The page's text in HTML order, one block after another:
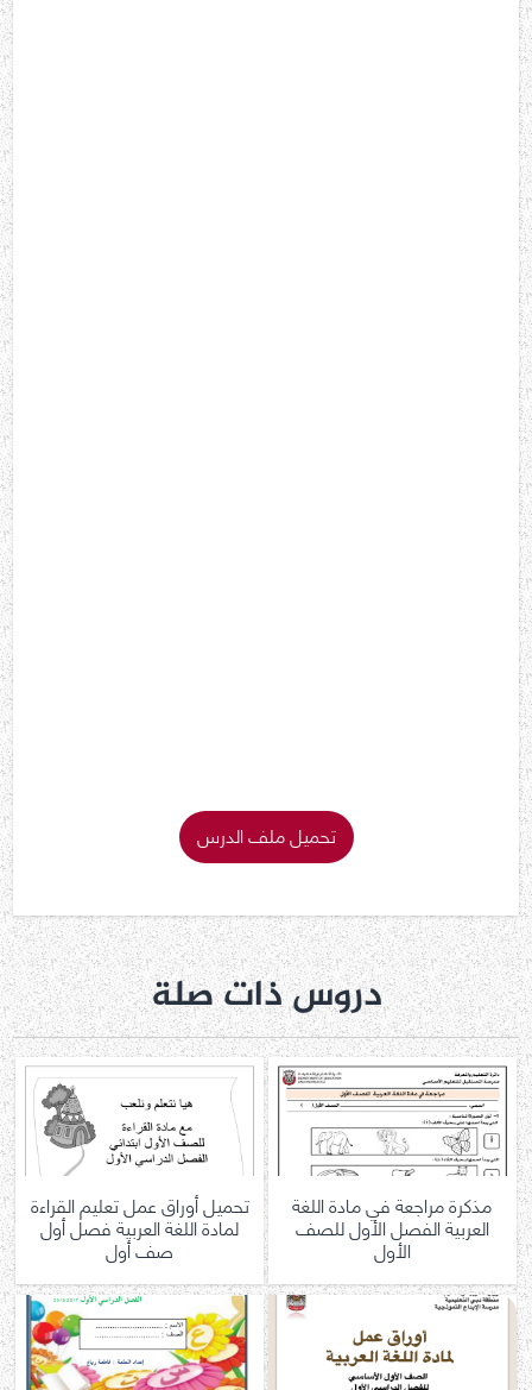
تحميل ملف الدرس
دروس ذات صلة
مذكرة مراجعة في مادة اللغة
العربية الفصل الأول للصف
الأول
تحميل أوراق عمل تعليم القراءة
لمادة اللغة العربية فصل أول
صف أول